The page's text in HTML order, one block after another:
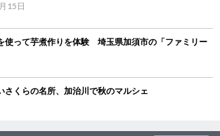
15日
使って芋煮作りを体験 埼玉県加須市の「ファミリー
さくらの名所、加治川で秋のマルシェ